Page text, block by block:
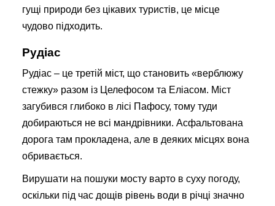
гущі природи без цікавих туристів, це місце
чудово підходить.
Рудіас
Рудіас – це третій міст, що становить «верблюжу
стежку» разом із Целефосом та Еліасом. Міст
загубився глибоко в лісі Пафосу, тому туди
добираються не всі мандрівники. Асфальтована
дорога там прокладена, але в деяких місцях вона
обривається.
Вирушати на пошуки мосту варто в суху погоду,
оскільки під час дощів рівень води в річці значно